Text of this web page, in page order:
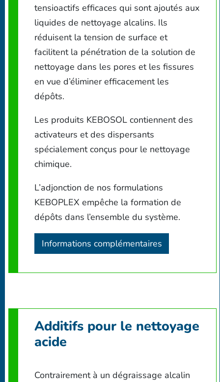
tensioactifs efficaces qui sont ajoutés aux
liquides de nettoyage alcalins. Ils
réduisent la tension de surface et
facilitent la pénétration de la solution de
nettoyage dans les pores et les fissures
en vue d’éliminer efficacement les
dépôts.
Les produits KEBOSOL contiennent des
activateurs et des dispersants
spécialement conçus pour le nettoyage
chimique.
L’adjonction de nos formulations
KEBOPLEX empêche la formation de
dépôts dans l’ensemble du système.
Informations complémentaires
Additifs pour le nettoyage
acide
Contrairement à un dégraissage alcalin